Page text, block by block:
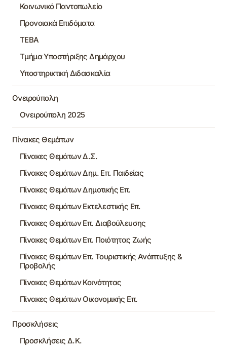
Κοινωνικό Παντοπωλείο
Προνοιακά Επιδόματα
ΤΕΒΑ
Τμήμα Υποστήριξης Δημάρχου
Υποστηρικτική Διδασκαλία
Ονειρούπολη
Ονειρούπολη 2025
Πίνακες Θεμάτων
Πίνακες Θεμάτων Δ.Σ.
Πίνακες Θεμάτων Δημ. Επ. Παιδείας
Πίνακες Θεμάτων Δημοτικής Επ.
Πίνακες Θεμάτων Εκτελεστικής Επ.
Πίνακες Θεμάτων Επ. Διαβούλευσης
Πίνακες Θεμάτων Επ. Ποιότητας Ζωής
Πίνακες Θεμάτων Επ. Τουριστικής Ανάπτυξης &
Προβολής
Πίνακες Θεμάτων Κοινότητας
Πίνακες Θεμάτων Οικονομικής Επ.
Προσκλήσεις
Προσκλήσεις Δ.Κ.